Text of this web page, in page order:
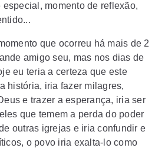
momento de reflexão,
que ocorreu há mais de 2
amigo seu, mas nos dias de
eu teria a certeza que este
história, iria fazer milagres,
e trazer a esperança, iria ser
que temem a perda do poder
outras igrejas e iria confundir e
o povo iria exalta-lo como